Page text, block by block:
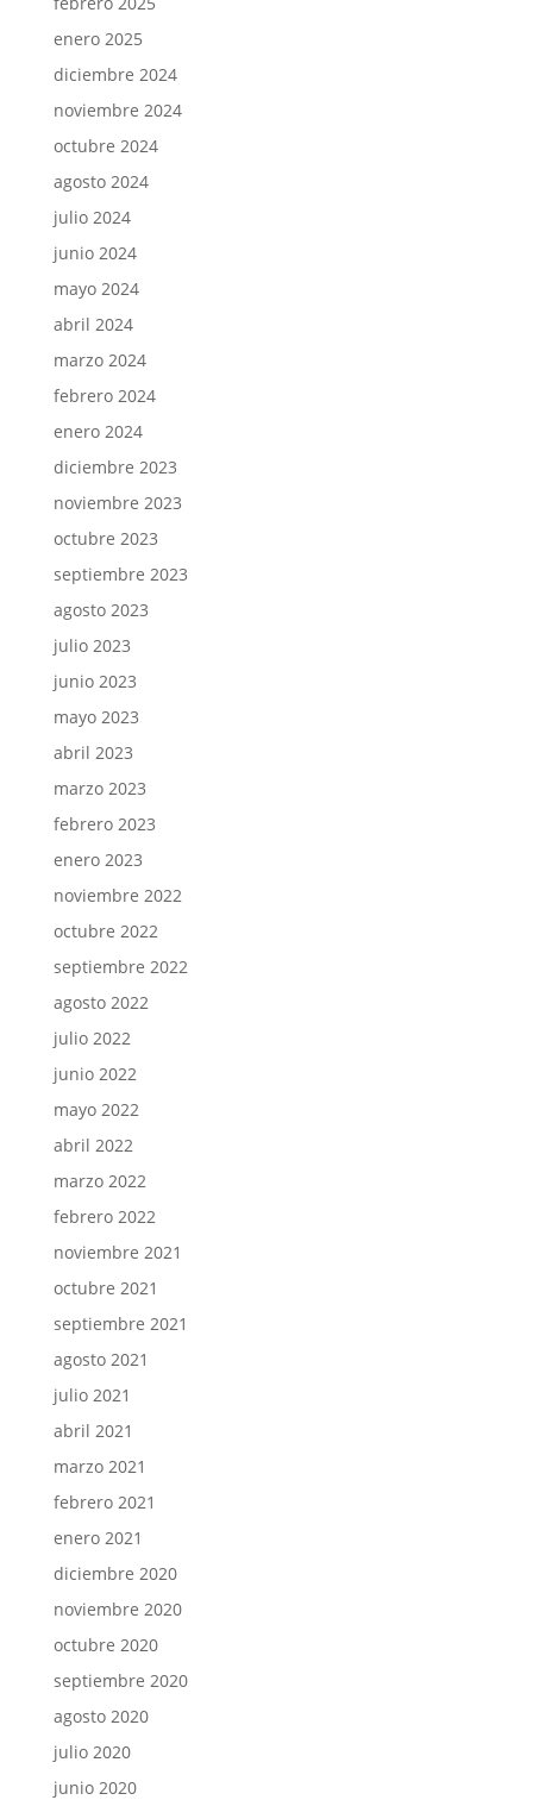
enero 2025
diciembre 2024
noviembre 2024
octubre 2024
agosto 2024
julio 2024
junio 2024
mayo 2024
abril 2024
marzo 2024
febrero 2024
enero 2024
diciembre 2023
noviembre 2023
octubre 2023
septiembre 2023
agosto 2023
julio 2023
junio 2023
mayo 2023
abril 2023
marzo 2023
febrero 2023
enero 2023
noviembre 2022
octubre 2022
septiembre 2022
agosto 2022
julio 2022
junio 2022
mayo 2022
abril 2022
marzo 2022
febrero 2022
noviembre 2021
octubre 2021
septiembre 2021
agosto 2021
julio 2021
abril 2021
marzo 2021
febrero 2021
enero 2021
diciembre 2020
noviembre 2020
octubre 2020
septiembre 2020
agosto 2020
julio 2020
junio 2020